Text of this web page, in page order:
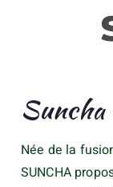
Née de la
SUNCHA